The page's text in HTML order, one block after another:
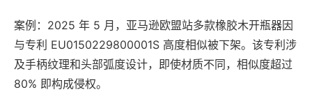
案例：2025 年 5 月，亚马逊欧盟站多款橡胶木开瓶器因
与专利 EU0150229800001S 高度相似被下架。该专利涉
及手柄纹理和头部弧度设计，即使材质不同，相似度超过
80% 即构成侵权。